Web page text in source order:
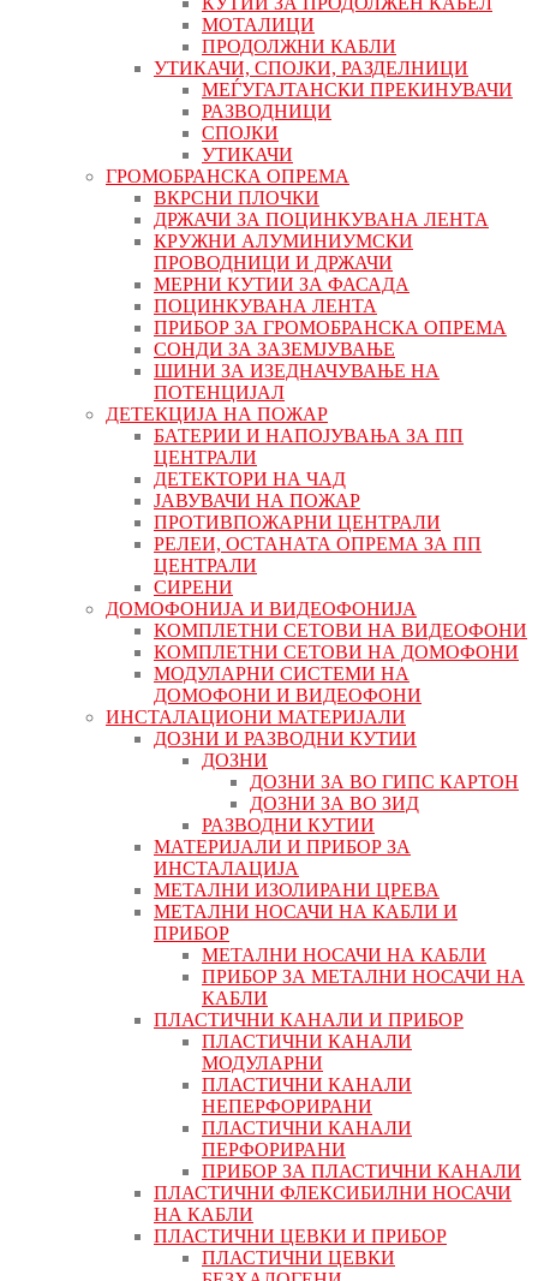
МОТАЛИЦИ
ПРОДОЛЖНИ КАБЛИ
УТИКАЧИ, СПОЈКИ, РАЗДЕЛНИЦИ
МЕЃУГАЈТАНСКИ ПРЕКИНУВАЧИ
РАЗВОДНИЦИ
СПОЈКИ
УТИКАЧИ
ГРОМОБРАНСКА ОПРЕМА
ВКРСНИ ПЛОЧКИ
ДРЖАЧИ ЗА ПОЦИНКУВАНА ЛЕНТА
КРУЖНИ АЛУМИНИУМСКИ
ПРОВОДНИЦИ И ДРЖАЧИ
МЕРНИ КУТИИ ЗА ФАСАДА
ПОЦИНКУВАНА ЛЕНТА
ПРИБОР ЗА ГРОМОБРАНСКА ОПРЕМА
СОНДИ ЗА ЗАЗЕМЈУВАЊЕ
ШИНИ ЗА ИЗЕДНАЧУВАЊЕ НА
ПОТЕНЦИЈАЛ
ДЕТЕКЦИЈА НА ПОЖАР
БАТЕРИИ И НАПОЈУВАЊА ЗА ПП
ЦЕНТРАЛИ
ДЕТЕКТОРИ НА ЧАД
ЈАВУВАЧИ НА ПОЖАР
ПРОТИВПОЖАРНИ ЦЕНТРАЛИ
РЕЛЕИ, ОСТАНАТА ОПРЕМА ЗА ПП
ЦЕНТРАЛИ
СИРЕНИ
ДОМОФОНИЈА И ВИДЕОФОНИЈА
КОМПЛЕТНИ СЕТОВИ НА ВИДЕОФОНИ
КОМПЛЕТНИ СЕТОВИ НА ДОМОФОНИ
МОДУЛАРНИ СИСТЕМИ НА
ДОМОФОНИ И ВИДЕОФОНИ
ИНСТАЛАЦИОНИ МАТЕРИЈАЛИ
ДОЗНИ И РАЗВОДНИ КУТИИ
ДОЗНИ
ДОЗНИ ЗА ВО ГИПС КАРТОН
ДОЗНИ ЗА ВО ЗИД
РАЗВОДНИ КУТИИ
МАТЕРИЈАЛИ И ПРИБОР ЗА
ИНСТАЛАЦИЈА
МЕТАЛНИ ИЗОЛИРАНИ ЦРЕВА
МЕТАЛНИ НОСАЧИ НА КАБЛИ И
ПРИБОР
МЕТАЛНИ НОСАЧИ НА КАБЛИ
ПРИБОР ЗА МЕТАЛНИ НОСАЧИ НА
КАБЛИ
ПЛАСТИЧНИ КАНАЛИ И ПРИБОР
ПЛАСТИЧНИ КАНАЛИ
МОДУЛАРНИ
ПЛАСТИЧНИ КАНАЛИ
НЕПЕРФОРИРАНИ
ПЛАСТИЧНИ КАНАЛИ
ПЕРФОРИРАНИ
ПРИБОР ЗА ПЛАСТИЧНИ КАНАЛИ
ПЛАСТИЧНИ ФЛЕКСИБИЛНИ НОСАЧИ
НА КАБЛИ
ПЛАСТИЧНИ ЦЕВКИ И ПРИБОР
ПЛАСТИЧНИ ЦЕВКИ